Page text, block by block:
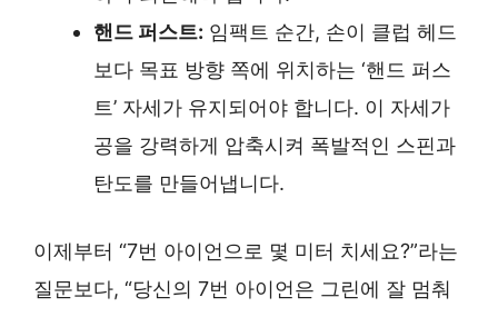
핸드 퍼스트: 임팩트 순간, 손이 클럽 헤드
보다 목표 방향 쪽에 위치하는 ‘핸드 퍼스
트’ 자세가 유지되어야 합니다. 이 자세가
공을 강력하게 압축시켜 폭발적인 스핀과
탄도를 만들어냅니다.
이제부터 “7번 아이언으로 몇 미터 치세요?”라는
질문보다, “당신의 7번 아이언은 그린에 잘 멈춰